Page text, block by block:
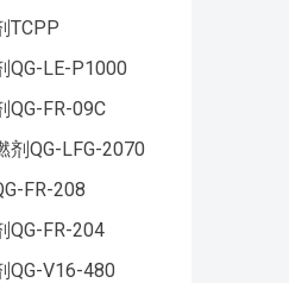
TCPP
QG-LE-P1000
QG-FR-09C
剂QG-LFG-2070
FR-208
QG-FR-204
QG-V16-480